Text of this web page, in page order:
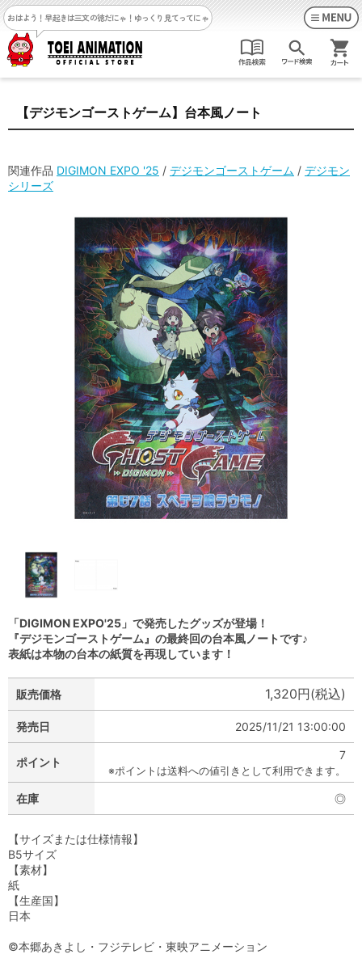
おはよう！早起きは三文の徳だにゃ！ ゆっくり見てってにゃ
【デジモンゴーストゲーム】台本風ノート
関連作品 DIGIMON EXPO '25 / デジモンゴーストゲーム / デジモン
シリーズ
「DIGIMON EXPO'25」で発売したグッズが登場！
『デジモンゴーストゲーム』の最終回の台本風ノートです♪
表紙は本物の台本の紙質を再現しています！
販売価格 1,320円(税込)
発売日 2025/11/21 13:00:00
ポイント
7
※ポイントは送料への値引きとして利用できます。
在庫 ◎
【サイズまたは仕様情報】
B5サイズ
【素材】
紙
【生産国】
日本
©本郷あきよし・フジテレビ・東映アニメーション